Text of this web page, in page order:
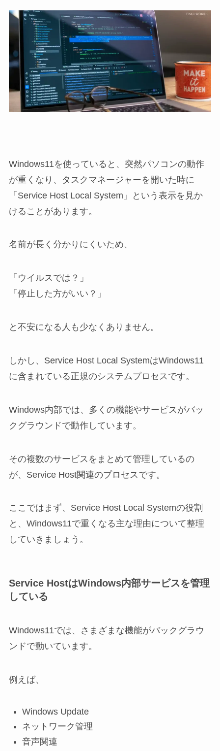
Windows11を使っていると、突然パソコンの動作
が重くなり、タスクマネージャーを開いた時に
「Service Host Local System」という表示を見か
けることがあります。
名前が長く分かりにくいため、
「ウイルスでは？」
「停止した方がいい？」
と不安になる人も少なくありません。
しかし、Service Host Local SystemはWindows11
に含まれている正規のシステムプロセスです。
Windows内部では、多くの機能やサービスがバッ
クグラウンドで動作しています。
その複数のサービスをまとめて管理しているの
が、Service Host関連のプロセスです。
ここではまず、Service Host Local Systemの役割
と、Windows11で重くなる主な理由について整理
していきましょう。
Service HostはWindows内部サービスを管理
している
Windows11では、さまざまな機能がバックグラウ
ンドで動いています。
例えば、
Windows Update
ネットワーク管理
音声関連